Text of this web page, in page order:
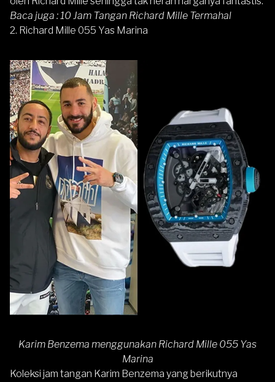
Baca juga :10 Jam Tangan Richard Mille Termahal
2. Richard Mille 055 Yas Marina
Karim Benzema menggunakan Richard Mille 055 Yas
Marina
Koleksi jam tangan Karim Benzema yang berikutnya